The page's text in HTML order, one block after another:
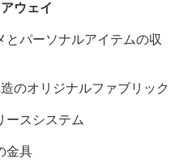
ウェイ
とパーソナルアイテムの収
のオリジナルファブリック
ースシステム
金具